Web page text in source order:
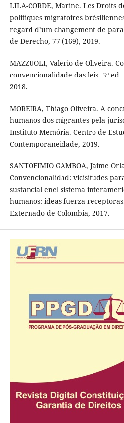
LILA-CORDE, Marine. Les Droits
politiques migratoires
regard d’um changement de
de Derecho, 77 (169), 2019.
MAZZUOLI, Valério de Oliveira.
convencionalidade das leis. 5ª ed.
2018.
MOREIRA, Thiago Oliveira. A
humanos dos migrantes pela
Instituto Memória. Centro de
Contemporaneidade, 2019.
SANTOFIMIO GAMBOA, Jaime
Convencionalidad: vicisitudes
sustancial enel sistema
humanos: ideas fuerza
Externado de Colombia, 2017.